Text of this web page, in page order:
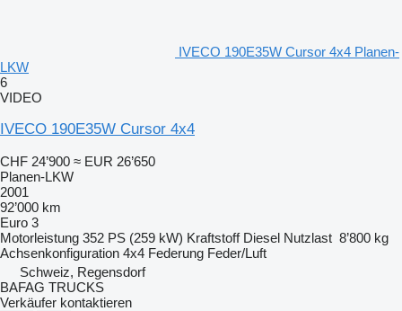
IVECO 190E35W Cursor 4x4 Planen-
LKW
6
VIDEO
IVECO 190E35W Cursor 4x4
CHF 24’900 ≈ EUR 26’650
Planen-LKW
2001
92’000 km
Euro 3
Motorleistung 352 PS (259 kW) Kraftstoff Diesel Nutzlast 8’800 kg
Achsenkonfiguration 4x4 Federung Feder/Luft
Schweiz, Regensdorf
BAFAG TRUCKS
Verkäufer kontaktieren